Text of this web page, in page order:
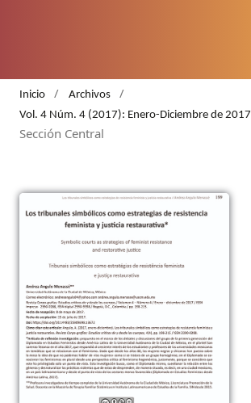
Inicio / Archivos /
Vol. 4 Núm. 4 (2017): Enero-Diciembre de 2017
Sección Central